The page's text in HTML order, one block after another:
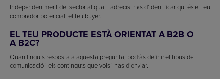
Independentment del sector al qual t’adrecis, has d’identificar qui és el teu
comprador potencial, el teu buyer.
EL TEU PRODUCTE ESTÀ ORIENTAT A B2B O
A B2C?
Quan tinguis resposta a aquesta pregunta, podràs definir el tipus de
comunicació i els continguts que vols i has d’enviar.